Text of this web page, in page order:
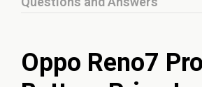
Oppo Reno7